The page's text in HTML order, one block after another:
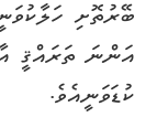
ބޭރުތޮށި
އަންނަ ތަރައްޤީ
ކުޑަވަނީއެވެ.